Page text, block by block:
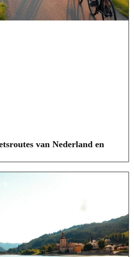
van Nederland en